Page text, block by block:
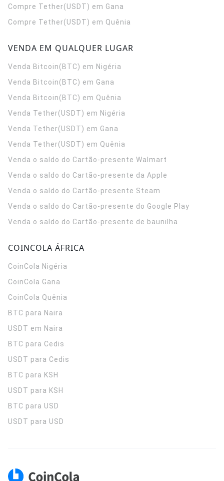
Compre Tether(USDT) em Gana
Compre Tether(USDT) em Quênia
VENDA EM QUALQUER LUGAR
Venda Bitcoin(BTC) em Nigéria
Venda Bitcoin(BTC) em Gana
Venda Bitcoin(BTC) em Quênia
Venda Tether(USDT) em Nigéria
Venda Tether(USDT) em Gana
Venda Tether(USDT) em Quênia
Venda o saldo do Cartão-presente Walmart
Venda o saldo do Cartão-presente da Apple
Venda o saldo do Cartão-presente Steam
Venda o saldo do Cartão-presente do Google Play
Venda o saldo do Cartão-presente de baunilha
COINCOLA ÁFRICA
CoinCola Nigéria
CoinCola Gana
CoinCola Quênia
BTC para Naira
USDT em Naira
BTC para Cedis
USDT para Cedis
BTC para KSH
USDT para KSH
BTC para USD
USDT para USD